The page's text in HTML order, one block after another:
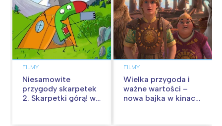
FILMY
Niesamowite
przygody skarpetek
2. Skarpetki górą! w
FILMY
Wielka przygoda i
ważne wartości –
nowa bajka w kinach